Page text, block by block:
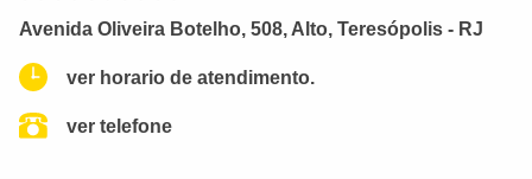
Avenida Oliveira Botelho, 508, Alto, Teresópolis - RJ
ver horario de atendimento.
ver telefone